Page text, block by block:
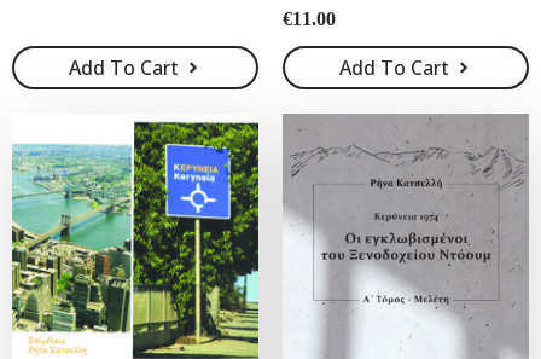
Add To Cart
€11.00
Add To Cart